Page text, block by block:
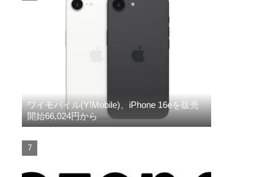
ワイモバイル(Y!Mobile)、iPhone 16eを販売
開始66,024円から